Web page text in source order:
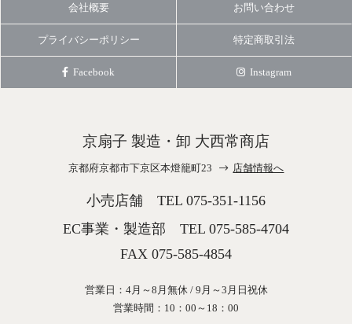
会社概要 お問い合わせ
プライバシーポリシー 特定商取引法
Facebook Instagram
京扇子 製造・卸 大西常商店
京都府京都市下京区本燈籠町23 店舗情報へ
小売店舗 TEL 075-351-1156
EC事業・製造部 TEL 075-585-4704
FAX 075-585-4854
営業日：4月～8月無休 / 9月～3月日祝休
営業時間：10：00～18：00